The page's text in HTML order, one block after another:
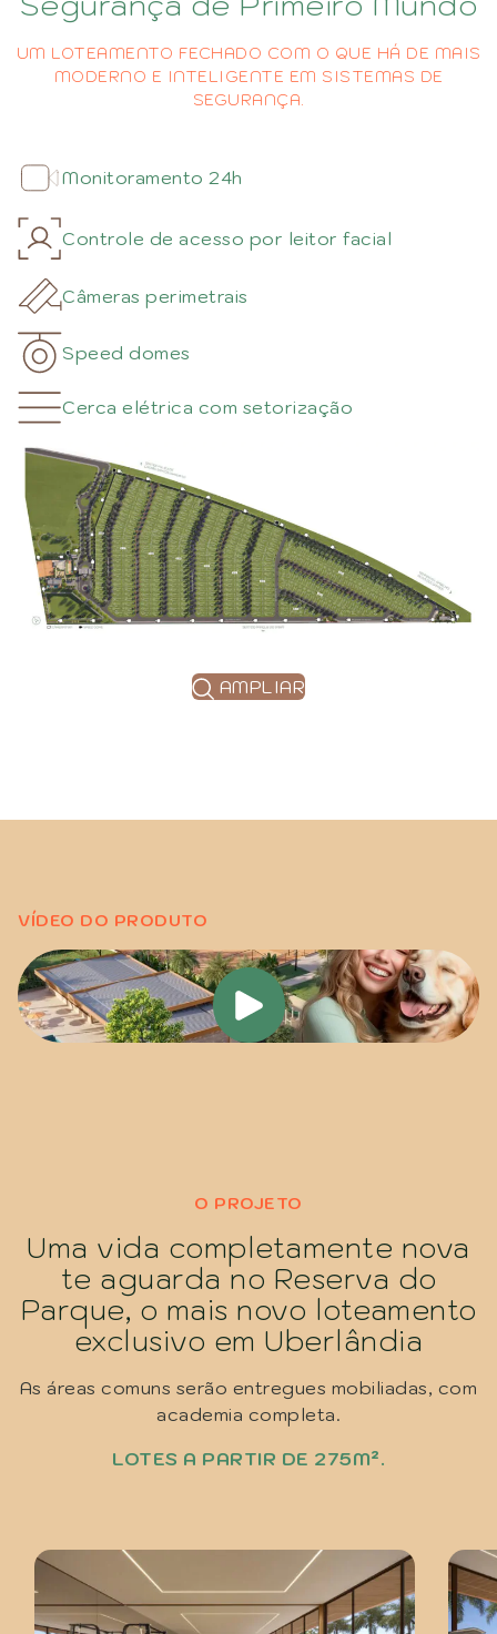
UM LOTEAMENTO FECHADO COM O QUE HÁ DE MAIS
MODERNO E INTELIGENTE EM SISTEMAS DE
SEGURANÇA.
Monitoramento 24h
Controle de acesso por leitor facial
Câmeras perimetrais
Speed domes
Cerca elétrica com setorização
AMPLIAR
VÍDEO DO PRODUTO
O PROJETO
Uma vida completamente nova
te aguarda no Reserva do
Parque, o mais novo loteamento
exclusivo em Uberlândia
As áreas comuns serão entregues mobiliadas, com
academia completa.
LOTES A PARTIR DE 275M².